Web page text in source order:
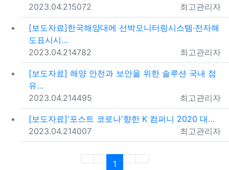
등록자
최고관리자
등록일
2023.04.21조회
5072
[보도자료]한국해양대에 선박모니터링시스템·전자해
도표시시…
등록자
최고관리자
등록일
2023.04.21조회
4782
[보도자료] 해양 안전과 보안을 위한 솔루션 국내 점
유…
등록자
최고관리자
등록일
2023.04.21조회
4495
[보도자료]'포스트 코로나'향한 K 컴퍼니 2020 대…
등록자
최고관리자
등록일
2023.04.21조회
4007
1(current)